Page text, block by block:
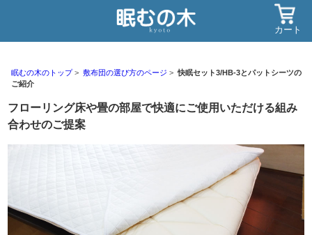
カート
眠むの木のトップ 敷布団の選び方のページ
快眠セット3/HB-3とパットシーツの
ご紹介
フローリング床や畳の部屋で快適にご使用いただける組み
合わせのご提案